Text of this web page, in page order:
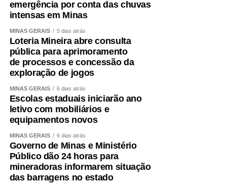
emergência por conta das chuvas
intensas em Minas
MINAS GERAIS 5 dias atrás
Loteria Mineira abre consulta
pública para aprimoramento
de processos e concessão da
exploração de jogos
MINAS GERAIS 6 dias atrás
Escolas estaduais iniciarão ano
letivo com mobiliários e
equipamentos novos
MINAS GERAIS 6 dias atrás
Governo de Minas e Ministério
Público dão 24 horas para
mineradoras informarem situação
das barragens no estado